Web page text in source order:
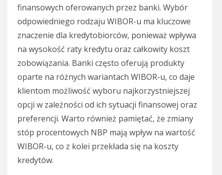
finansowych oferowanych przez banki. Wybór
odpowiedniego rodzaju WIBOR-u ma kluczowe
znaczenie dla kredytobiorców, ponieważ wpływa
na wysokość raty kredytu oraz całkowity koszt
zobowiązania. Banki często oferują produkty
oparte na różnych wariantach WIBOR-u, co daje
klientom możliwość wyboru najkorzystniejszej
opcji w zależności od ich sytuacji finansowej oraz
preferencji. Warto również pamiętać, że zmiany
stóp procentowych NBP mają wpływ na wartość
WIBOR-u, co z kolei przekłada się na koszty
kredytów.